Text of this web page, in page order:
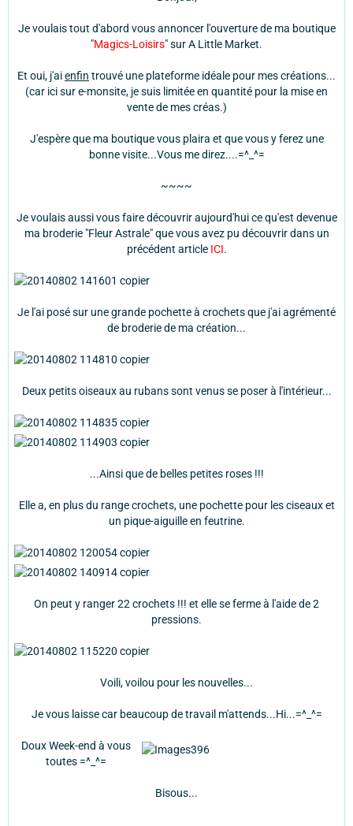
Je voulais tout d'abord vous annoncer l'ouverture de ma boutique
"Magics-Loisirs" sur A Little Market.
Et oui, j'aienfin trouvé une plateforme idéale pour mes créations...
(car ici sur e-monsite, je suis limitée en quantité pour la mise en
vente de mes créas.)
J'espère que ma boutique vous plaira et que vous y ferez une
bonne visite...Vous me direz....=^_^=
~~~~
Je voulais aussi vous faire découvrir aujourd'hui ce qu'est devenue
ma broderie "Fleur Astrale" que vous avez pu découvrir dans un
précédent article ICI.
Je l'ai posé sur une grande pochette à crochets que j'ai agrémenté
de broderie de ma création...
Deux petits oiseaux au rubans sont venus se poser à l'intérieur...
...Ainsi que de belles petites roses !!!
Elle a, en plus du range crochets, une pochette pour les ciseaux et
un pique-aiguille en feutrine.
On peut y ranger 22 crochets !!! et elle se ferme à l'aide de 2
pressions.
Voili, voilou pour les nouvelles...
Je vous laisse car beaucoup de travail m'attends...Hi...=^_^=
Doux Week-end à vous
toutes =^_^=
Bisous...